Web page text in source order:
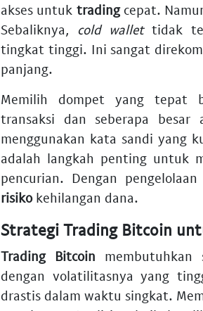
akses untuk tradingcepat.
Sebaliknya, cold wallettidak
tingkat tinggi. Ini sangat
panjang.
Memilih dompet yang tepat
transaksi dan seberapa
menggunakan kata sandi yang
adalah langkah penting untuk
pencurian. Dengan
risikokehilangan dana.
Strategi Trading Bitcoin
Trading Bitcoin
dengan volatilitasnya yang
drastis dalam waktu singkat.